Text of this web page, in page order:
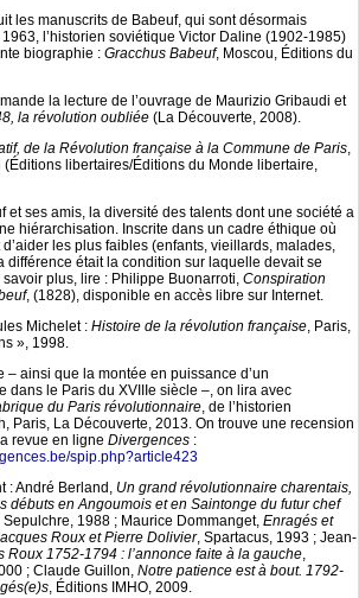
les manuscrits de Babeuf, qui sont désormais
l’historien soviétique Victor Daline (1902-1985)
biographie : Gracchus Babeuf, Moscou, Éditions du
la lecture de l’ouvrage de Maurizio Gribaudi et
la révolution oubliée (La Découverte, 2008).
de la Révolution française à la Commune de Paris,
libertaires/Éditions du Monde libertaire,
et ses amis, la diversité des talents dont une société a
hiérarchisation. Inscrite dans un cadre éthique où
les plus faibles (enfants, vieillards, malades,
différence était la condition sur laquelle devait se
plus, lire : Philippe Buonarroti, Conspiration
, (1828), disponible en accès libre sur Internet.
Michelet : Histoire de la révolution française, Paris,
», 1998.
– ainsi que la montée en puissance d’un
dans le Paris du XVIIIe siècle –, on lira avec
du Paris révolutionnaire, de l’historien
Paris, La Découverte, 2013. On trouve une recension
revue en ligne Divergences :
spip.php?article423
: André Berland, Un grand révolutionnaire charentais,
débuts en Angoumois et en Saintonge du futur chef
Sepulchre, 1988 ; Maurice Dommanget, Enragés et
Roux et Pierre Dolivier, Spartacus, 1993 ; Jean-
Roux 1752-1794 : l’annonce faite à la gauche,
; Claude Guillon, Notre patience est à bout. 1792-
, Éditions IMHO, 2009.